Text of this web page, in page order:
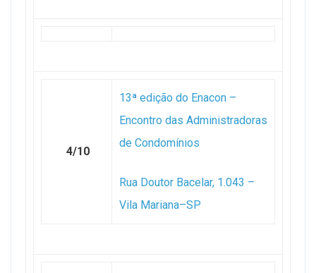
4/10
13ª edição do Enacon –
Encontro das Administradoras
de Condomínios
Rua Doutor Bacelar, 1.043 –
Vila Mariana–SP